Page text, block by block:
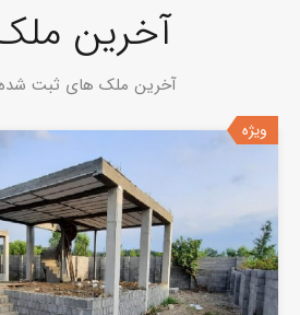
آخرین
آخرین ملک های ثبت
ویژه